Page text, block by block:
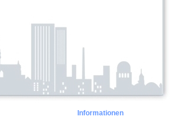
Informationen